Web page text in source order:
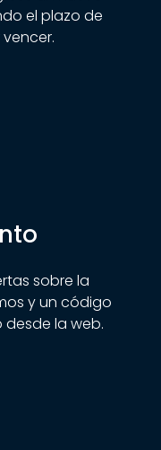
el plazo de
sobre la
y un código
la web.